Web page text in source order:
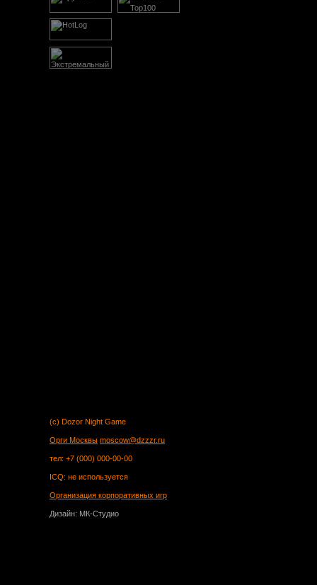
(c) Dozor Night Game
Орги Москвы moscow@dzzzr.ru
тел: +7 (000) 000-00-00
ICQ: не используется
Организация корпоративных игр
Дизайн: МК-Студио